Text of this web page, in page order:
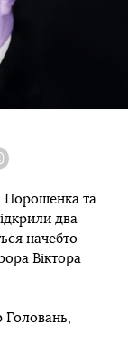
Viber
Порошенка та
два
начебто
Віктора